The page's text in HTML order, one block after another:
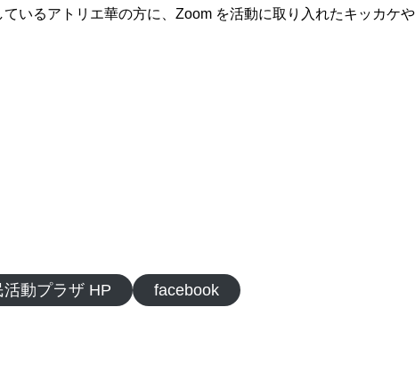
いるアトリエ華の方に、Zoom を活動に取り入れたキッカケ
動プラザ HP facebook